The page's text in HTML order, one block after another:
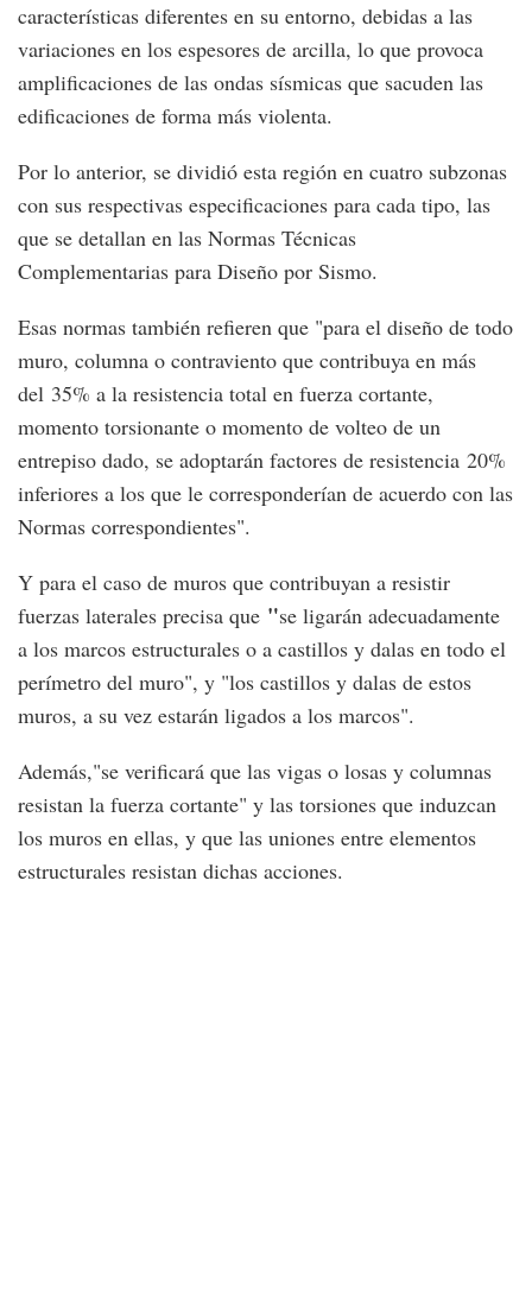
características diferentes en su entorno, debidas a las
variaciones en los espesores de arcilla, lo que provoca
amplificaciones de las ondas sísmicas que sacuden las
edificaciones de forma más violenta.
Por lo anterior, se dividió esta región en cuatro subzonas
con sus respectivas especificaciones para cada tipo, las
que se detallan en las Normas Técnicas
Complementarias para Diseño por Sismo.
Esas normas también refieren que "para el diseño de todo
muro, columna o contraviento que contribuya en más
del 35% a la resistencia total en fuerza cortante,
momento torsionante o momento de volteo de un
entrepiso dado, se adoptarán factores de resistencia 20%
inferiores a los que le corresponderían de acuerdo con las
Normas correspondientes".
Y para el caso de muros que contribuyan a resistir
fuerzas laterales precisa que "se ligarán adecuadamente
a los marcos estructurales o a castillos y dalas en todo el
perímetro del muro", y "los castillos y dalas de estos
muros, a su vez estarán ligados a los marcos".
Además,"se verificará que las vigas o losas y columnas
resistan la fuerza cortante" y las torsiones que induzcan
los muros en ellas, y que las uniones entre elementos
estructurales resistan dichas acciones.